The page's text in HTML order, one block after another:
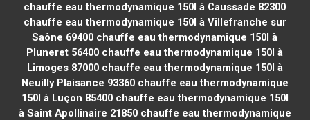
chauffe eau thermodynamique 150l à Caussade 82300
chauffe eau thermodynamique 150l à Villefranche sur
Saône 69400 chauffe eau thermodynamique 150l à
Pluneret 56400 chauffe eau thermodynamique 150l à
Limoges 87000chauffe eau thermodynamique 150l à
Neuilly Plaisance 93360chauffe eau thermodynamique
150l à Luçon 85400chauffe eau thermodynamique 150l
à Saint Apollinaire 21850chauffe eau thermodynamique